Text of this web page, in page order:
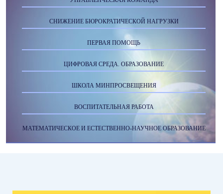
СНИЖЕНИЕ БЮРОКРАТИЧЕСКОЙ НАГРУЗКИ
ПЕРВАЯ ПОМОЩЬ
ЦИФРОВАЯ СРЕДА. ОБРАЗОВАНИЕ
ШКОЛА МИНПРОСВЕЩЕНИЯ
ВОСПИТАТЕЛЬНАЯ РАБОТА
МАТЕМАТИЧЕСКОЕ И ЕСТЕСТВЕННО-НАУЧНОЕ ОБРАЗОВАНИЕ